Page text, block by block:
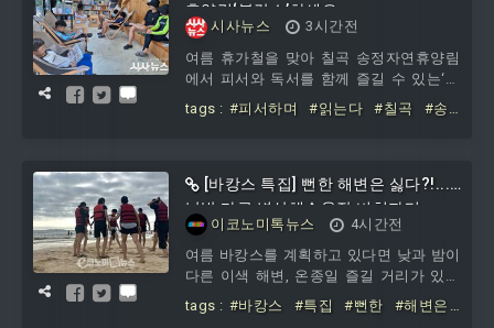
휴양림‘북캉스’하세요
시사뉴스
3시간전
여름 휴가철을 맞아 칠곡 송정자연휴양림
에서 피서와 독서를 함께 즐길 수 있는‘북
캉스’가 운영되고 있다. 새마을문고칠곡군
지부는 8월 16일까지 석적읍 반계리 송정
교양서, 어린이 도서 등 700여 권을 비치해
휴양림을 찾은 캠핑객과 피서객들이
tags : #피서하며 #읽는다 #칠곡
#송
[바캉스 특집] 뻔한 해변은 싫다?!...
낮밤 다른 변산해수욕장 비치파티
이코노미톡뉴스
4시간전
여름 바캉스를 계획하고 있다면 낮과 밤이
다른 이색 해변, 온종일 즐길 거리가 있는
여행지를 눈여겨볼 만하다. 전북 부안 변
산해수
tags : #바캉스 #특집 #뻔한
#해변은